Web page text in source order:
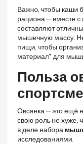
Важно, чтобы каши
рациона — вместе
составляют
мышечную массу.
пищи, чтобы
материал" для
Польза
Овсянка — это ещё
свою роль не хуже,
в деле набора
исследованиями.